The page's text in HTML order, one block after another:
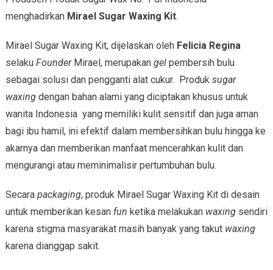
menghadirkan Mirael Sugar Waxing Kit.
Mirael Sugar Waxing Kit, dijelaskan oleh Felicia Regina
selaku FounderMirael, merupakan gelpembersih bulu
sebagai solusi dan pengganti alat cukur. Produk sugar
waxingdengan bahan alami yang diciptakan khusus untuk
wanita Indonesia yang memiliki kulit sensitif dan juga aman
bagi ibu hamil, ini efektif dalam membersihkan bulu hingga ke
akarnya dan memberikan manfaat mencerahkan kulit dan
mengurangi atau meminimalisir pertumbuhan bulu.
Secara packaging, produk Mirael Sugar Waxing Kit di desain
untuk memberikan kesan fun ketika melakukan waxingsendiri
karena stigma masyarakat masih banyak yang takut waxing
karena dianggap sakit.